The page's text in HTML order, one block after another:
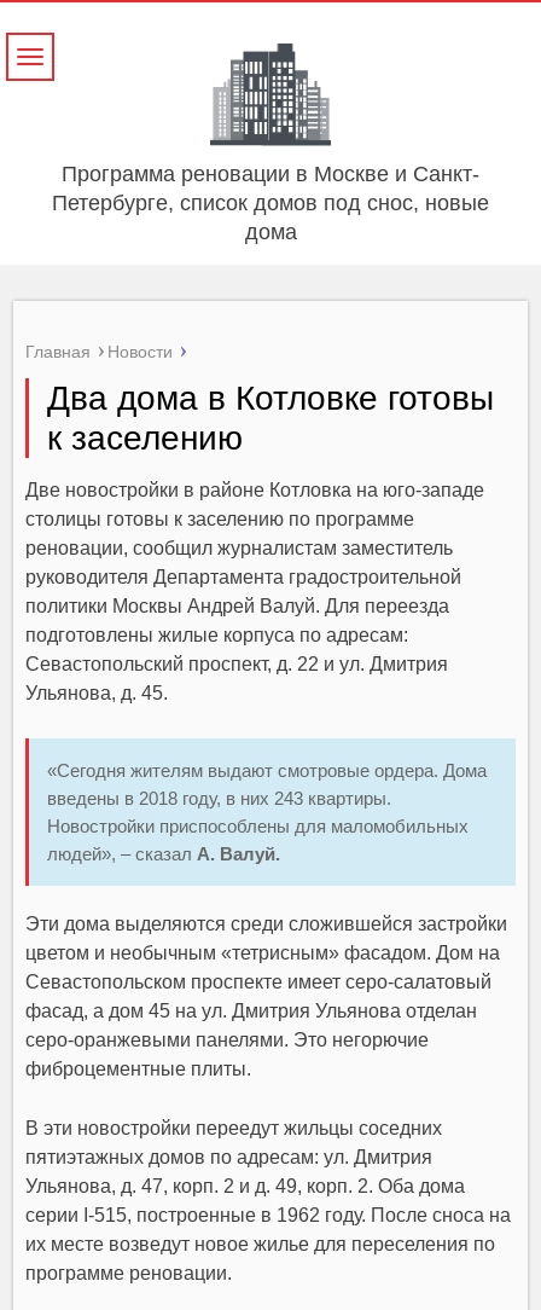
Программа реновации в Москве и Санкт-
Петербурге, список домов под снос, новые
дома
Навигация
Главная Новости
Два дома в Котловке готовы
к заселению
Две новостройки в районе Котловка на юго-западе
столицы готовы к заселению по программе
реновации, сообщил журналистам заместитель
руководителя Департамента градостроительной
политики Москвы Андрей Валуй. Для переезда
подготовлены жилые корпуса по адресам:
Севастопольский проспект, д. 22 и ул. Дмитрия
Ульянова, д. 45.
«Сегодня жителям выдают смотровые ордера. Дома
введены в 2018 году, в них 243 квартиры.
Новостройки приспособлены для маломобильных
людей», – сказал А. Валуй.
Эти дома выделяются среди сложившейся застройки
цветом и необычным «тетрисным» фасадом. Дом на
Севастопольском проспекте имеет серо-салатовый
фасад, а дом 45 на ул. Дмитрия Ульянова отделан
серо-оранжевыми панелями. Это негорючие
фиброцементные плиты.
В эти новостройки переедут жильцы соседних
пятиэтажных домов по адресам: ул. Дмитрия
Ульянова, д. 47, корп. 2 и д. 49, корп. 2. Оба дома
серии I-515, построенные в 1962 году. После сноса на
их месте возведут новое жилье для переселения по
программе реновации.